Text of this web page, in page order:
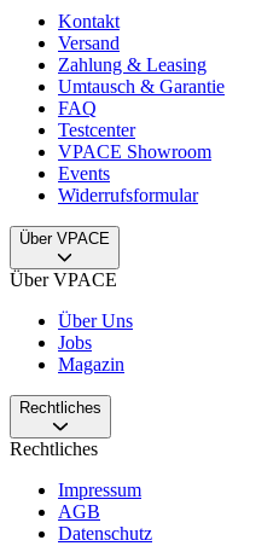
Kontakt
Versand
Zahlung & Leasing
Umtausch & Garantie
FAQ
Testcenter
VPACE Showroom
Events
Widerrufsformular
Über VPACE
Über VPACE
Über Uns
Jobs
Magazin
Rechtliches
Rechtliches
Impressum
AGB
Datenschutz